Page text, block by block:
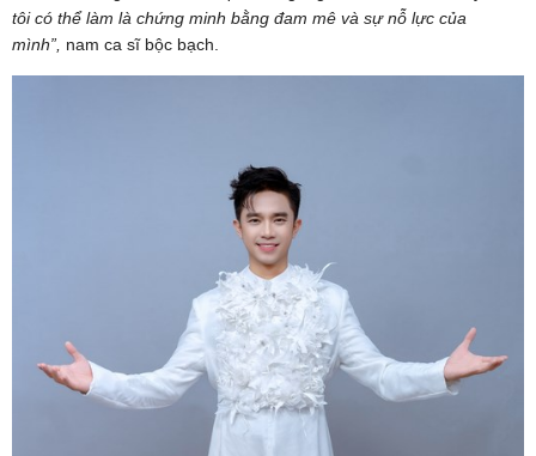
tôi có thể làm là chứng minh bằng đam mê và sự nỗ lực của
mình”, nam ca sĩ bộc bạch.